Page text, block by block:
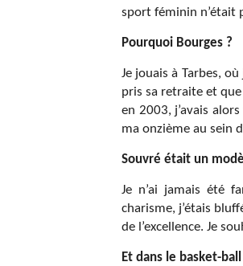
sport féminin n’était
Pourquoi Bourges ?
Je jouais à Tarbes,
pris sa retraite et
en 2003, j’avais
ma onzième au sein
Souvré était un
Je n’ai jamais été
charisme, j’étais
de l’excellence. Je
Et dans le basket-